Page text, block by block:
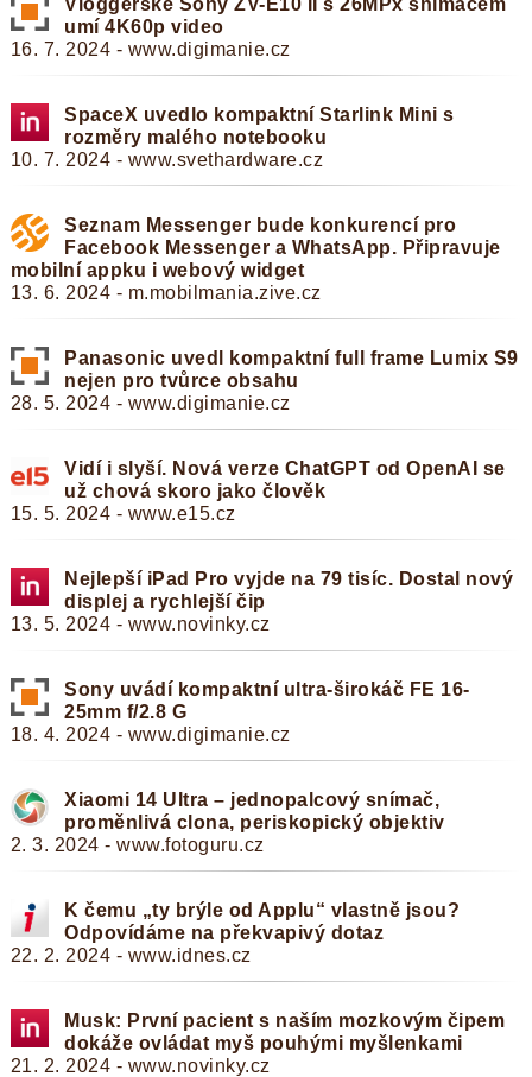
Vloggerské Sony ZV-E10 II s 26MPx snímačem
umí 4K60p video
16. 7. 2024 - www.digimanie.cz
SpaceX uvedlo kompaktní Starlink Mini s
rozměry malého notebooku
10. 7. 2024 - www.svethardware.cz
Seznam Messenger bude konkurencí pro
Facebook Messenger a WhatsApp. Připravuje
mobilní appku i webový widget
13. 6. 2024 - m.mobilmania.zive.cz
Panasonic uvedl kompaktní full frame Lumix S9
nejen pro tvůrce obsahu
28. 5. 2024 - www.digimanie.cz
Vidí i slyší. Nová verze ChatGPT od OpenAI se
už chová skoro jako člověk
15. 5. 2024 - www.e15.cz
Nejlepší iPad Pro vyjde na 79 tisíc. Dostal nový
displej a rychlejší čip
13. 5. 2024 - www.novinky.cz
Sony uvádí kompaktní ultra-širokáč FE 16-
25mm f/2.8 G
18. 4. 2024 - www.digimanie.cz
Xiaomi 14 Ultra – jednopalcový snímač,
proměnlivá clona, periskopický objektiv
2. 3. 2024 - www.fotoguru.cz
K čemu „ty brýle od Applu“ vlastně jsou?
Odpovídáme na překvapivý dotaz
22. 2. 2024 - www.idnes.cz
Musk: První pacient s naším mozkovým čipem
dokáže ovládat myš pouhými myšlenkami
21. 2. 2024 - www.novinky.cz